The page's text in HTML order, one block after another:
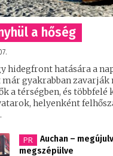
a hőség
hidegfront hatására a
már gyakrabban zavarják
a térségben, és
helyenként
PR
Auchan –
megszépülve